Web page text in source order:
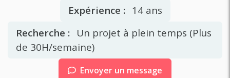
Expérience : 14 ans
Recherche : Un projet à plein temps (Plus
de 30H/semaine)
Envoyer un message